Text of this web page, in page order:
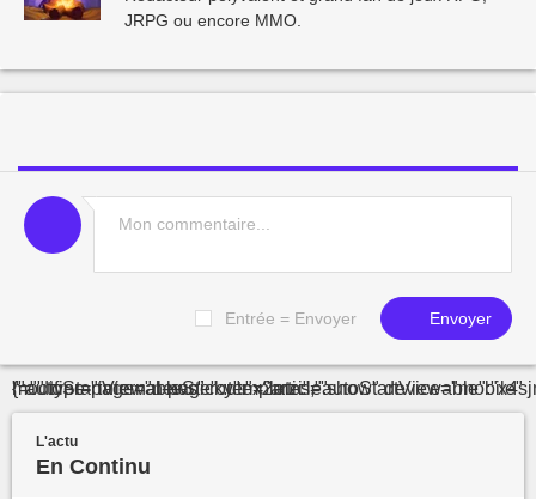
JRPG ou encore MMO.
Entrée = Envoyer Envoyer
"="" type-page="news" route="article.show" device="mobile" modifier="internal-page"
L'actu
En Continu